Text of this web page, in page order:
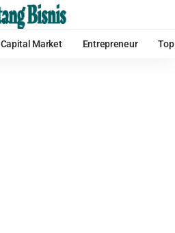
Capital Market Entrepreneur